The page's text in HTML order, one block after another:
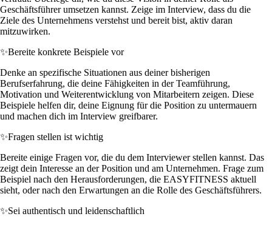
Geschäftsführer umsetzen kannst. Zeige im Interview, dass du die
Ziele des Unternehmens verstehst und bereit bist, aktiv daran
mitzuwirken.
✨Bereite konkrete Beispiele vor
Denke an spezifische Situationen aus deiner bisherigen
Berufserfahrung, die deine Fähigkeiten in der Teamführung,
Motivation und Weiterentwicklung von Mitarbeitern zeigen. Diese
Beispiele helfen dir, deine Eignung für die Position zu untermauern
und machen dich im Interview greifbarer.
✨Fragen stellen ist wichtig
Bereite einige Fragen vor, die du dem Interviewer stellen kannst. Das
zeigt dein Interesse an der Position und am Unternehmen. Frage zum
Beispiel nach den Herausforderungen, die EASYFITNESS aktuell
sieht, oder nach den Erwartungen an die Rolle des Geschäftsführers.
✨Sei authentisch und leidenschaftlich